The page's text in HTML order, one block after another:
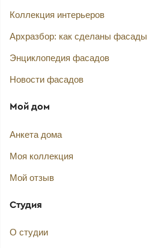
Коллекция интерьеров
Архразбор: как сделаны фасады
Энциклопедия фасадов
Новости фасадов
Мой дом
Анкета дома
Моя коллекция
Мой отзыв
Студия
О студии